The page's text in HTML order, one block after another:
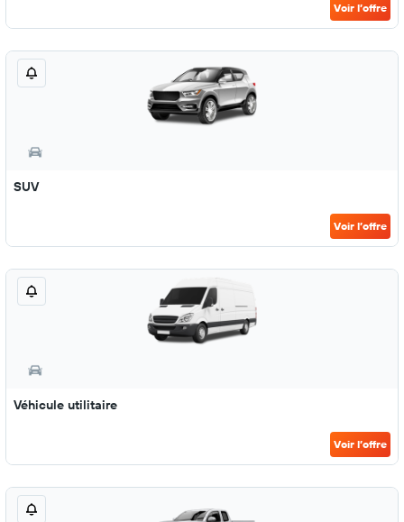
Voir l’offre
SUV
Voir l’offre
Véhicule utilitaire
Voir l’offre